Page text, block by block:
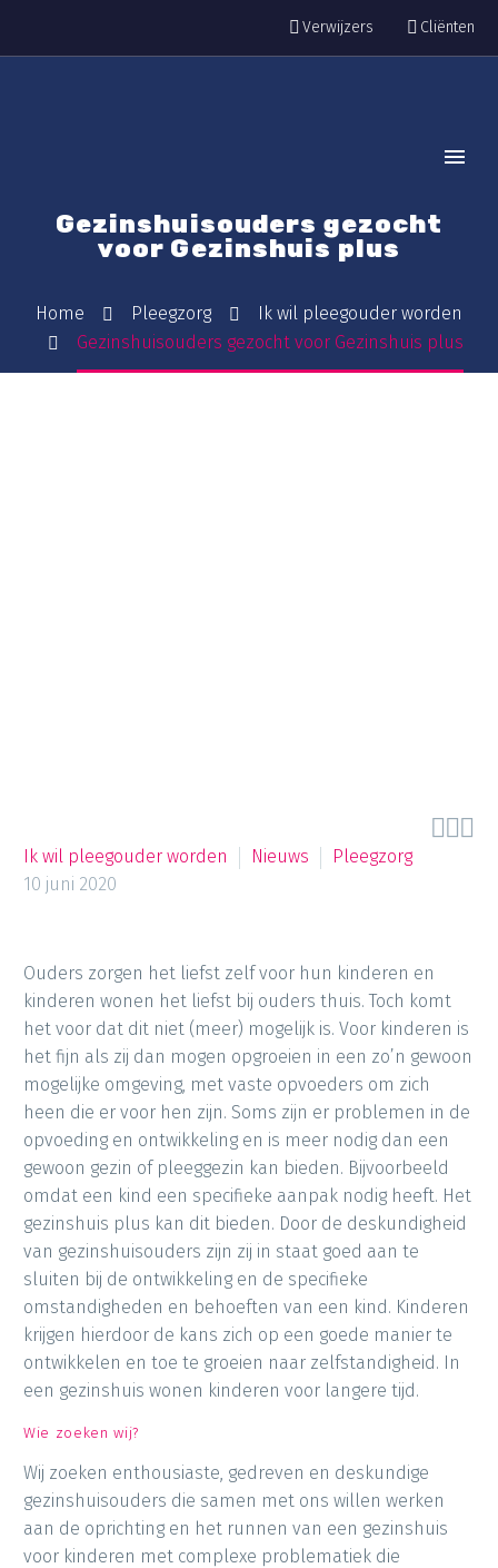
Verwijzers Cliënten
Gezinshuisouders gezocht
voor Gezinshuis plus
Home Pleegzorg
Ik wil pleegouder worden
Gezinshuisouders gezocht voor Gezinshuis plus

Ik wil pleegouder worden Nieuws
Pleegzorg
10 juni 2020
Ouders zorgen het liefst zelf voor hun kinderen en
kinderen wonen het liefst bij ouders thuis. Toch komt
het voor dat dit niet (meer) mogelijk is. Voor kinderen is
het fijn als zij dan mogen opgroeien in een zo’n gewoon
mogelijke omgeving, met vaste opvoeders om zich
heen die er voor hen zijn. Soms zijn er problemen in de
opvoeding en ontwikkeling en is meer nodig dan een
gewoon gezin of pleeggezin kan bieden. Bijvoorbeeld
omdat een kind een specifieke aanpak nodig heeft. Het
gezinshuis plus kan dit bieden. Door de deskundigheid
van gezinshuisouders zijn zij in staat goed aan te
sluiten bij de ontwikkeling en de specifieke
omstandigheden en behoeften van een kind. Kinderen
krijgen hierdoor de kans zich op een goede manier te
ontwikkelen en toe te groeien naar zelfstandigheid. In
een gezinshuis wonen kinderen voor langere tijd.
Wie zoeken wij?
Wij zoeken enthousiaste, gedreven en deskundige
gezinshuisouders die samen met ons willen werken
aan de oprichting en het runnen van een gezinshuis
voor kinderen met complexe problematiek die